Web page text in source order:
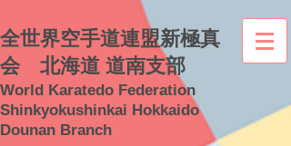
全世界空手道連盟新極真
会 北海道 道南支部
World Karatedo Federation
Shinkyokushinkai Hokkaido
Dounan Branch